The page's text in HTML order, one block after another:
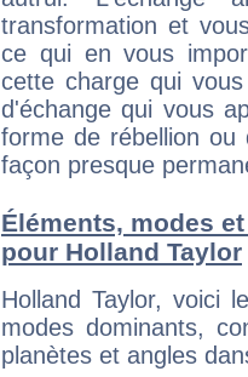
transformation et
ce qui en vous
cette charge qui
d'échange qui vous
forme de rébellion ou
façon presque
Éléments, modes
pour Holland Taylor
Holland Taylor, voici
modes dominants,
planètes et angles